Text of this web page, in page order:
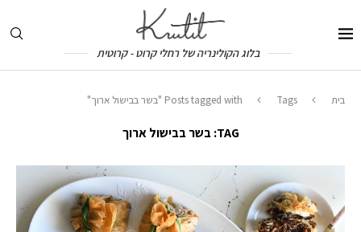
בלוג הקולינריה של רחלי קרוט - קרוטית
בית Tags Posts tagged with "בשר בבישול ארוך"
TAG: בשר בבישול ארוך